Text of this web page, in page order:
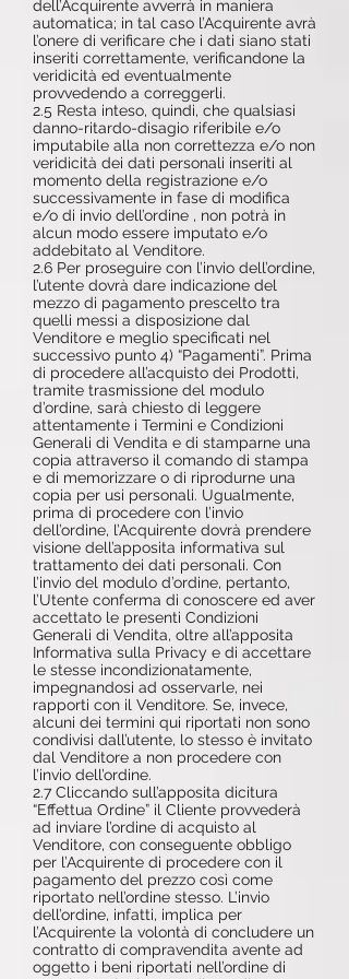
dell’Acquirente avverrà in maniera
automatica; in tal caso l’Acquirente avrà
l’onere di verificare che i dati siano stati
inseriti correttamente, verificandone la
veridicità ed eventualmente
provvedendo a correggerli.
2.5 Resta inteso, quindi, che qualsiasi
danno-ritardo-disagio riferibile e/o
imputabile alla non correttezza e/o non
veridicità dei dati personali inseriti al
momento della registrazione e/o
successivamente in fase di modifica
e/o di invio dell’ordine , non potrà in
alcun modo essere imputato e/o
addebitato al Venditore.
2.6 Per proseguire con l’invio dell’ordine,
l’utente dovrà dare indicazione del
mezzo di pagamento prescelto tra
quelli messi a disposizione dal
Venditore e meglio specificati nel
successivo punto 4) “Pagamenti”. Prima
di procedere all’acquisto dei Prodotti,
tramite trasmissione del modulo
d’ordine, sarà chiesto di leggere
attentamente i Termini e Condizioni
Generali di Vendita e di stamparne una
copia attraverso il comando di stampa
e di memorizzare o di riprodurne una
copia per usi personali. Ugualmente,
prima di procedere con l’invio
dell’ordine, l’Acquirente dovrà prendere
visione dell’apposita informativa sul
trattamento dei dati personali. Con
l’invio del modulo d’ordine, pertanto,
l’Utente conferma di conoscere ed aver
accettato le presenti Condizioni
Generali di Vendita, oltre all’apposita
Informativa sulla Privacy e di accettare
le stesse incondizionatamente,
impegnandosi ad osservarle, nei
rapporti con il Venditore. Se, invece,
alcuni dei termini qui riportati non sono
condivisi dall’utente, lo stesso è invitato
dal Venditore a non procedere con
l’invio dell’ordine.
2.7 Cliccando sull’apposita dicitura
“Effettua Ordine” il Cliente provvederà
ad inviare l’ordine di acquisto al
Venditore, con conseguente obbligo
per l’Acquirente di procedere con il
pagamento del prezzo così come
riportato nell’ordine stesso. L’invio
dell’ordine, infatti, implica per
l’Acquirente la volontà di concludere un
contratto di compravendita avente ad
oggetto i beni riportati nell’ordine di